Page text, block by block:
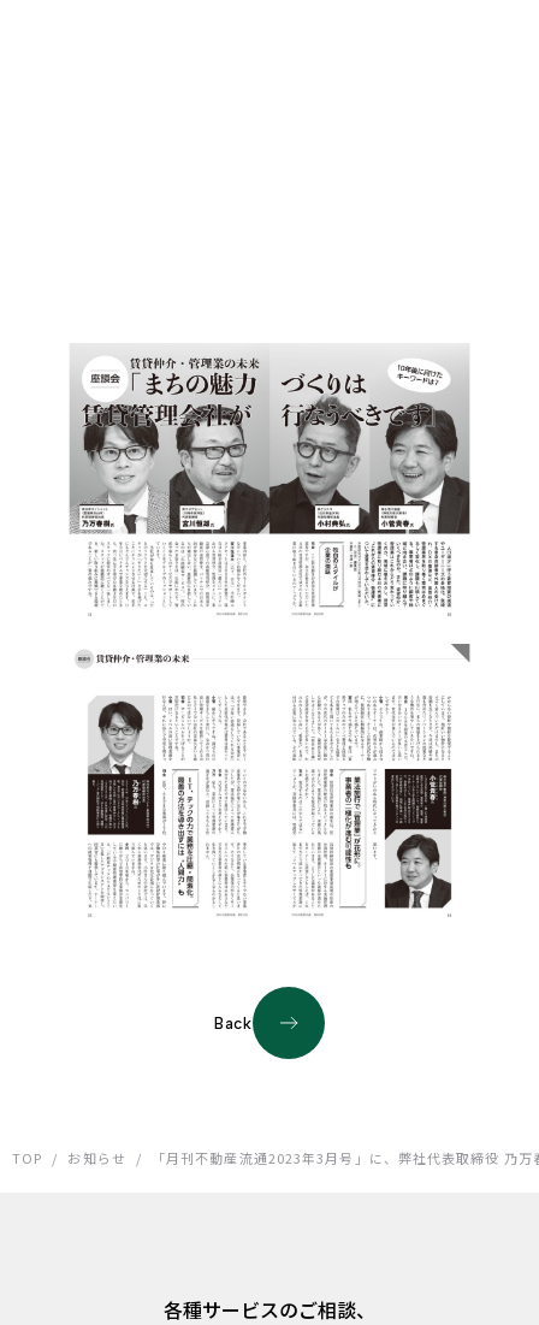
Back
TOP / お知らせ / 「月刊不動産流通2023年3月号」に、弊社代表取締役 乃
各種サービスのご相談、